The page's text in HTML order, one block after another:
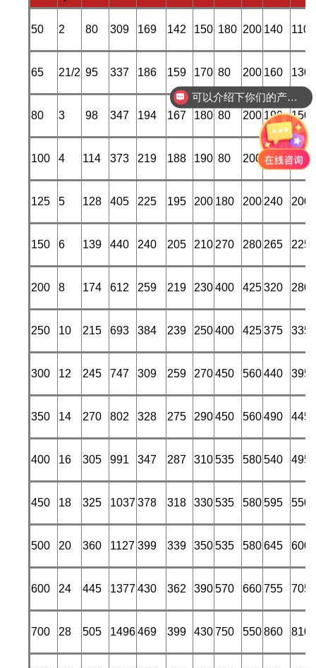
50 2 80 309 169 142 150 180 200 140 110
65 21/2 95 337 186 159 170 80 200 160 130
80 3 98 347 194 167 180 80 200 190 150
100 4 114 373 219 188 190 80 200 210 170
125 5 128 405 225 195 200 180 200 240 200
150 6 139 440 240 205 210 270 280 265 225
200 8 174 612 259 219 230400 425320 280
250 10 215 693 384 239 250400 425375 335
300 12 245 747 309 259 270450 560440 395
350 14 270 802 328 275 290450 560490 445
400 16 305 991 347 287 310535 580540 495
450 18 325 1037378 318 330535 580595 550
500 20 360 1127 399 339 350535 580645 600
600 24 445 1377430 362 390570 660755 705
700 28 505 1496469 399 430750 550860 810
可以介绍下你们的产品么
你们阀门是怎么收费的呢